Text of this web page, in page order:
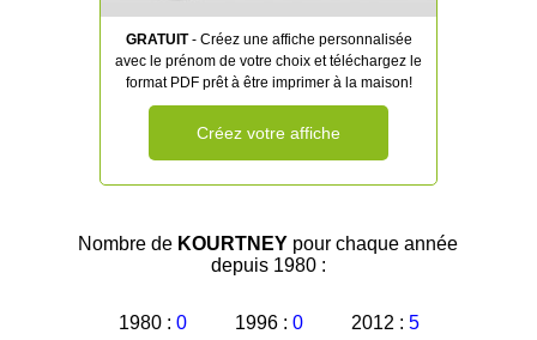
GRATUIT- Créez une affiche personnalisée
avec le prénom de votre choix et téléchargez le
format PDF prêt à être imprimer à la maison!
Créez votre affiche
Nombre de KOURTNEY pour chaque année
depuis 1980 :
1980 : 0
1996 : 0
2012 : 5